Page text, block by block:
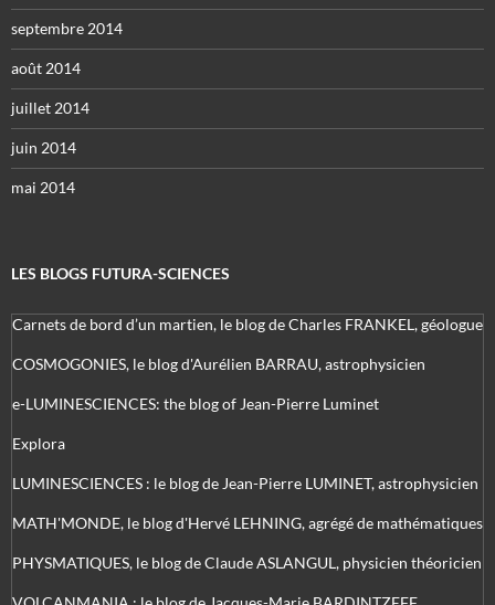
septembre 2014
août 2014
juillet 2014
juin 2014
mai 2014
LES BLOGS FUTURA-SCIENCES
Carnets de bord d’un martien, le blog de Charles FRANKEL, géologue
COSMOGONIES, le blog d'Aurélien BARRAU, astrophysicien
e-LUMINESCIENCES: the blog of Jean-Pierre Luminet
Explora
LUMINESCIENCES : le blog de Jean-Pierre LUMINET, astrophysicien
MATH'MONDE, le blog d'Hervé LEHNING, agrégé de mathématiques
PHYSMATIQUES, le blog de Claude ASLANGUL, physicien théoricien